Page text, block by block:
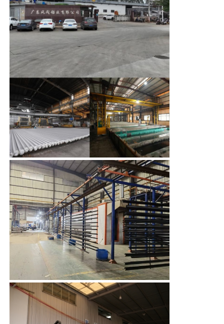
공장 투어
품질 관리
저희에게 연락하십시오
뉴스
인용 을 요청 하십시오
압출 알루미늄 프로파일
알루미늄 주방 프로파일
알루미늄 윈도우 프로파일
알루미늄 도어 프로파일
산업용 알루미늄 압출
서 건설의 어려움을 줄입니다..
4홀리 글래스와 결합 된 다 방 구조는 음파의
전송을 크게 줄일 수 있으며 교통 소음과 외부
소음 오염을 효과적으로 차단합니다.따라서
실내의 평온성을 향상시킵니다..